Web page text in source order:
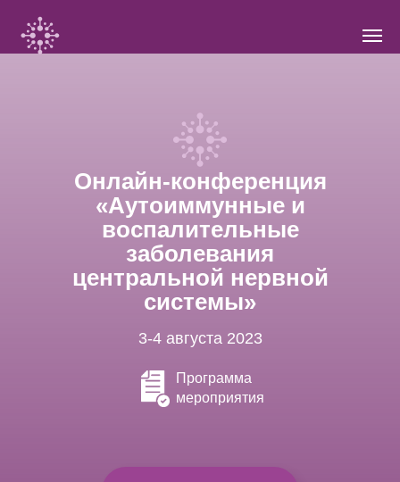
Онлайн-конференция
«Аутоиммунные и
воспалительные
заболевания
центральной нервной
системы»
3-4 августа 2023
Программа
мероприятия